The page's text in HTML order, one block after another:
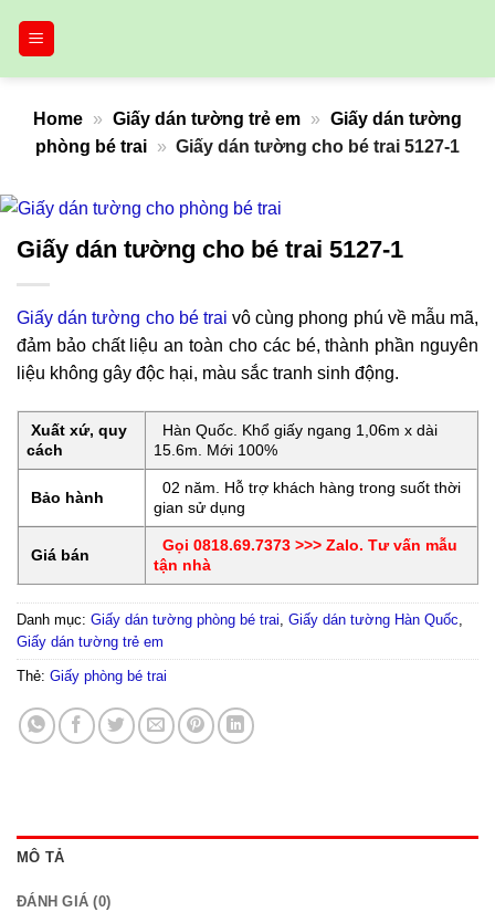
Home » Giấy dán tường trẻ em » Giấy dán tường
phòng bé trai
» Giấy dán tường cho bé trai 5127-1
Giấy dán tường cho bé trai 5127-1
Giấy dán tường cho bé trai vô cùng phong phú về mẫu mã,
đảm bảo chất liệu an toàn cho các bé, thành phần nguyên
liệu không gây độc hại, màu sắc tranh sinh động.
Xuất xứ, quy
cách
Hàn Quốc. Khổ giấy ngang 1,06m x dài
15.6m. Mới 100%
Bảo hành
02 năm. Hỗ trợ khách hàng trong suốt thời
gian sử dụng
Giá bán
Gọi 0818.69.7373 >>> Zalo. Tư vấn mẫu
tận nhà
Danh mục: Giấy dán tường phòng bé trai, Giấy dán tường Hàn Quốc,
Giấy dán tường trẻ em
Thẻ: Giấy phòng bé trai
MÔ TẢ
ĐÁNH GIÁ (0)